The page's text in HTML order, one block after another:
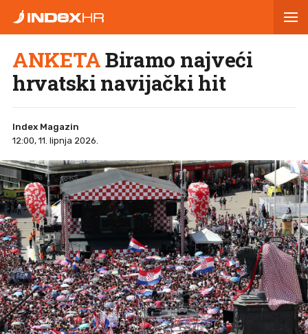
ANKETABiramo najveći
hrvatski navijački hit
Index Magazin
12:00, 11. lipnja 2026.